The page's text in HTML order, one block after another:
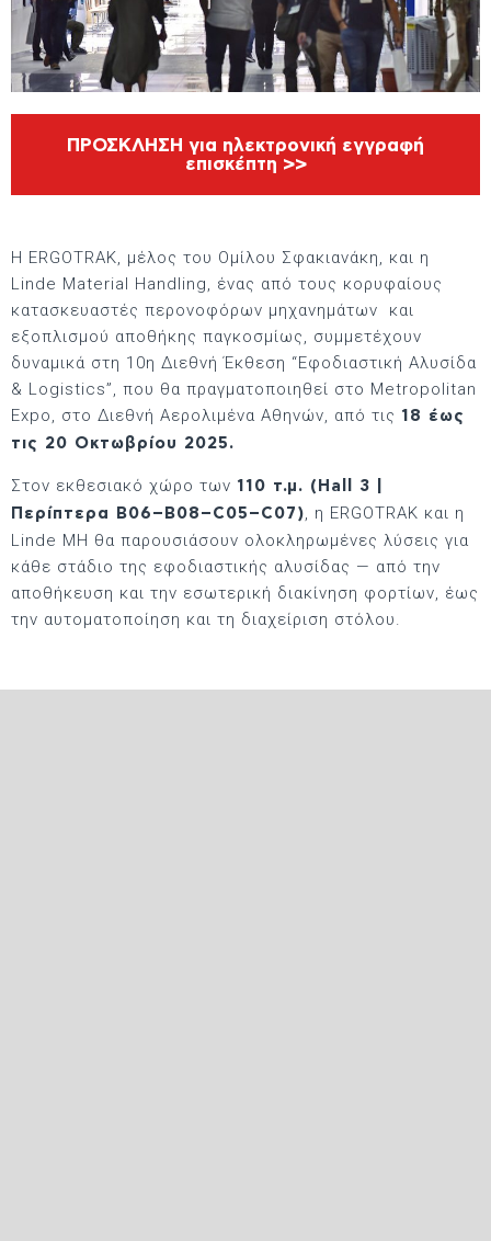
ΠΡΟΣΚΛΗΣΗ για ηλεκτρονική εγγραφή
επισκέπτη >>
Η ERGOTRAK, μέλος του Ομίλου Σφακιανάκη, και η
Linde Material Handling, ένας από τους κορυφαίους
κατασκευαστές περονοφόρων μηχανημάτων και
εξοπλισμού αποθήκης παγκοσμίως, συμμετέχουν
δυναμικά στη 10η Διεθνή Έκθεση “Εφοδιαστική Αλυσίδα
& Logistics”, που θα πραγματοποιηθεί στο Metropolitan
Expo, στο Διεθνή Αερολιμένα Αθηνών, από τις 18 έως
τις 20 Οκτωβρίου 2025.
Στον εκθεσιακό χώρο των 110 τ.μ. (Hall 3 |
Περίπτερα B06–B08–C05–C07), η ERGOTRAK και η
Linde MH θα παρουσιάσουν ολοκληρωμένες λύσεις για
κάθε στάδιο της εφοδιαστικής αλυσίδας — από την
αποθήκευση και την εσωτερική διακίνηση φορτίων, έως
την αυτοματοποίηση και τη διαχείριση στόλου.